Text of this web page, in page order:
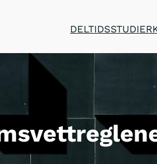
DELTIDSSTUDIER